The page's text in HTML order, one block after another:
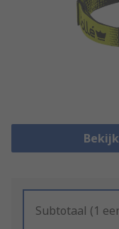
Subtotaal (1